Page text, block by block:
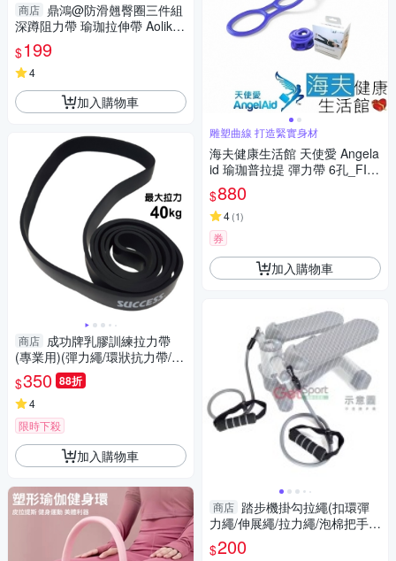
商店 鼎鴻@防滑翹臀圈三件組
深蹲阻力帶 瑜珈拉伸帶 Aolikes
翹臀圈 奧力克斯 瑜伽拉力帶 翹
臀圈
$199
4
加入購物車
商店 成功牌乳膠訓練拉力帶
(專業用)(彈力繩/環狀抗力帶/阻
力帶/彈力圈)
$350 88折
4
限時下殺
加入購物車
雕塑曲線 打造緊實身材
海夫健康生活館 天使愛 Angela
id 瑜珈普拉提 彈力帶 6孔_FIT
ELASTIC BAND
$880
4(1)
券
加入購物車
商店 踏步機掛勾拉繩(扣環彈
力繩/伸展繩/拉力繩/泡棉把手/
GetSport)
$200